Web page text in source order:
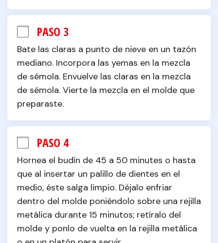
PASO 3
Bate las claras a punto de nieve en un tazón
mediano. Incorpora las yemas en la mezcla
de sémola. Envuelve las claras en la mezcla
de sémola. Vierte la mezcla en el molde que
preparaste.
PASO 4
Hornea el budín de 45 a 50 minutes o hasta
que al insertar un palillo de dientes en el
medio, éste salga limpio. Déjalo enfriar
dentro del molde poniéndolo sobre una rejilla
metálica durante 15 minutos; retíralo del
molde y ponlo de vuelta en la rejilla metálica